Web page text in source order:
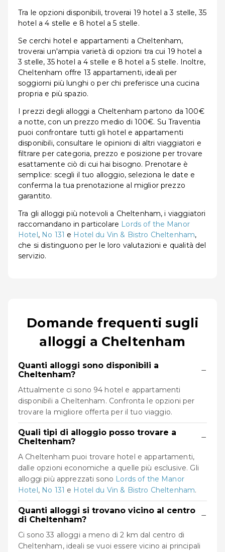
Tra le opzioni disponibili, troverai 19 hotel a 3 stelle, 35
hotel a 4 stelle e 8 hotel a 5 stelle.
Se cerchi hotel e appartamenti a Cheltenham,
troverai un'ampia varietà di opzioni tra cui 19 hotel a
3 stelle, 35 hotel a 4 stelle e 8 hotel a 5 stelle. Inoltre,
Cheltenham offre 13 appartamenti, ideali per
soggiorni più lunghi o per chi preferisce una cucina
propria e più spazio.
I prezzi degli alloggi a Cheltenham partono da 100€
a notte, con un prezzo medio di 100€. Su Traventia
puoi confrontare tutti gli hotel e appartamenti
disponibili, consultare le opinioni di altri viaggiatori e
filtrare per categoria, prezzo e posizione per trovare
esattamente ciò di cui hai bisogno. Prenotare è
semplice: scegli il tuo alloggio, seleziona le date e
conferma la tua prenotazione al miglior prezzo
garantito.
Tra gli alloggi più notevoli a Cheltenham, i viaggiatori
raccomandano in particolare Lords of the Manor
Hotel, No 131 e Hotel du Vin & Bistro Cheltenham,
che si distinguono per le loro valutazioni e qualità del
servizio.
Domande frequenti sugli
alloggi a Cheltenham
Quanti alloggi sono disponibili a
Cheltenham?
−
Attualmente ci sono 94 hotel e appartamenti
disponibili a Cheltenham. Confronta le opzioni per
trovare la migliore offerta per il tuo viaggio.
Quali tipi di alloggio posso trovare a
Cheltenham?
−
A Cheltenham puoi trovare hotel e appartamenti,
dalle opzioni economiche a quelle più esclusive. Gli
alloggi più apprezzati sono Lords of the Manor
Hotel, No 131 e Hotel du Vin & Bistro Cheltenham.
Quanti alloggi si trovano vicino al centro
di Cheltenham?
−
Ci sono 33 alloggi a meno di 2 km dal centro di
Cheltenham, ideali se vuoi essere vicino ai principali